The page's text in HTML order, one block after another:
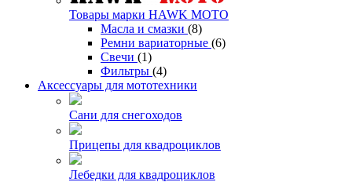
Товары марки HAWK MOTO
Масла и смазки (8)
Ремни вариаторные (6)
Свечи (1)
Фильтры (4)
Аксессуары для мототехники
Сани для снегоходов
Прицепы для квадроциклов
Лебедки для квадроциклов